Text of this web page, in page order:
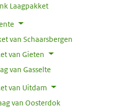
Laagpakket
van Schaarsbergen
van Gieten
van Gasselte
van Uitdam
van Oosterdok